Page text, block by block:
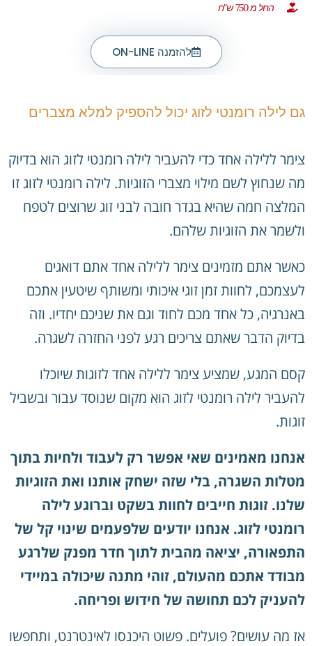
החל מ 750 ש"ח
להזמנה ON-LINE
גם לילה רומנטי לזוג יכול להספיק למלא מצברים
צימר ללילה אחד כדי להעביר לילה רומנטי לזוג הוא בדיוק
מה שנחוץ לשם מילוי מצברי הזוגיות. לילה רומנטי לזוג זו
המלצה חמה שהיא בגדר חובה לבני זוג שרוצים לטפח
ולשמר את הזוגיות שלהם.
כאשר אתם מזמינים צימר ללילה אחד אתם דואגים
לעצמכם, לחוות זמן זוגי איכותי ומשותף שיטעין אתכם
באנרגיה, כל אחד מכם לחוד וגם את שניכם יחדיו. וזה
בדיוק הדבר שאתם צריכים רגע לפני החזרה לשגרה.
קסם המגע, שמציע צימר ללילה אחד לזוגות שיוכלו
להעביר לילה רומנטי לזוג הוא מקום שנוסד עבור ובשביל
זוגות.
אנחנו מאמינים שאי אפשר רק לעבוד ולחיות בתוך
מטלות השגרה, בלי שזה ישחק אותנו ואת הזוגיות
שלנו. זוגות חייבים לחוות בשקט וברוגע לילה
רומנטי לזוג. אנחנו יודעים שלפעמים שינוי קל של
התפאורה, יציאה מהבית לתוך חדר מפנק שלרגע
מבודד אתכם מהעולם, זוהי מתנה שיכולה במיידי
להעניק לכם תחושה של חידוש ופריחה.
אז מה עושים? פועלים. פשוט היכנסו לאינטרנט, ותחפשו